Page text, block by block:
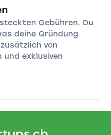
Gebühren. Du
deine Gründung
von
exklusiven